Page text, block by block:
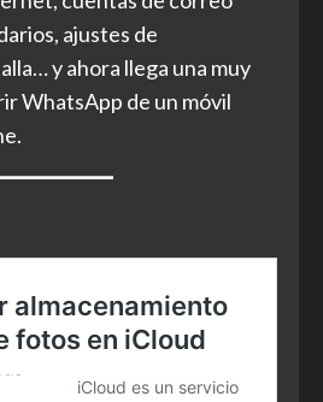
ajustes de
y ahora llega una muy
WhatsApp de un móvil